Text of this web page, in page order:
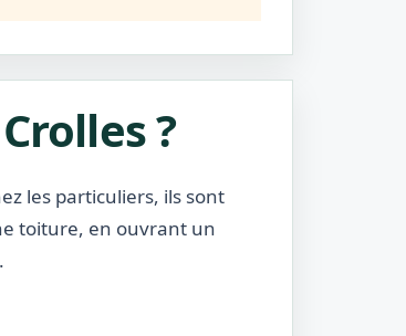
?
les particuliers, ils sont
toiture, en ouvrant un